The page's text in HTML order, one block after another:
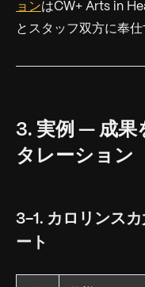
ョンはCW+ Arts in
とスタッフ双方に奉
3. 実例 — 成果
タレーション
3-1. カロリンス
ート